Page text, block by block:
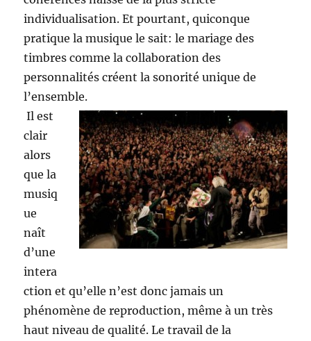
individualisation. Et pourtant, quiconque
pratique la musique le sait: le mariage des
timbres comme la collaboration des
personnalités créent la sonorité unique de
l’ensemble.
Il est
clair
alors
que la
musiq
ue
naît
d’une
intera
ction et qu’elle n’est donc jamais un
phénomène de reproduction, même à un très
haut niveau de qualité. Le travail de la